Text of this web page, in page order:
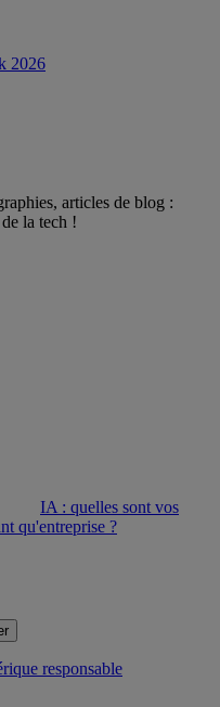
2026
articles de blog :
la tech !
IA : quelles sont vos
qu'entreprise ?
responsable